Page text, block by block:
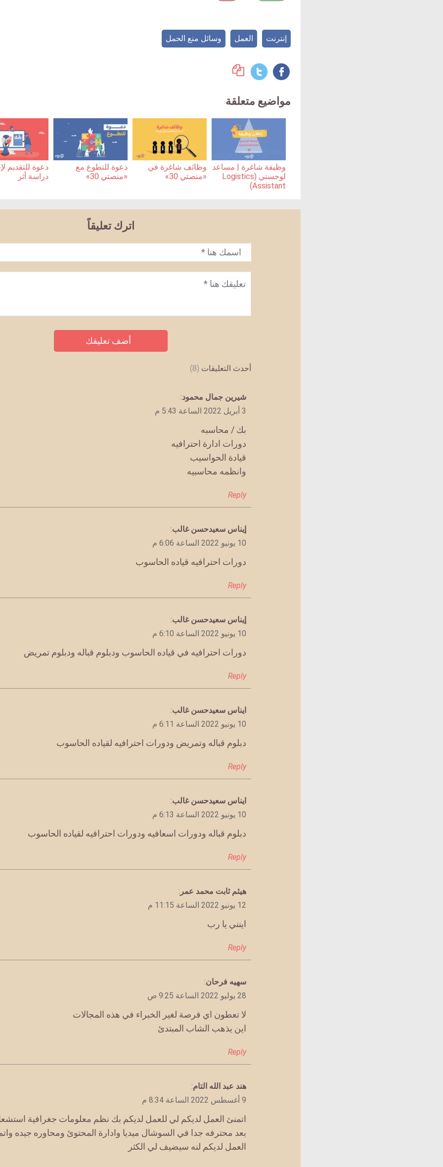
إنترنت العمل وسائل منع الحمل
مواضيع متعلقة
وظيفة شاغرة | مساعد
لوجستي (Logistics
Assistant)
وظائف شاغرة في
«منصتي 30»
دعوة للتطوع مع
«منصتي 30»
دعوة للتقديم
دراسة أثر
اترك تعليقاً
الاسم*
تعليق
أحدث التعليقات (8)
يقول
شيرين جمال محمود:
3 أبريل 2022 الساعة 5:43 م
بك / محاسبه
دورات ادارة احترافيه
قيادة الحواسيب
وانظمه محاسبيه
Reply
يقول
إيناس سعيدحسن غالب:
10 يونيو 2022 الساعة 6:06 م
دورات احترافيه قياده الحاسوب
Reply
يقول
إيناس سعيدحسن غالب:
10 يونيو 2022 الساعة 6:10 م
دورات احترافيه في قياده الحاسوب ودبلوم قباله ودبلوم تمريض
Reply
يقول
ايناس سعيدحسن غالب:
10 يونيو 2022 الساعة 6:11 م
دبلوم قباله وتمريض ودورات احترافيه لقياده الحاسوب
Reply
يقول
ايناس سعيدحسن غالب:
10 يونيو 2022 الساعة 6:13 م
دبلوم قباله ودورات اسعافيه ودورات احترافيه لقياده الحاسوب
Reply
يقول
هيثم ثابت محمد عمر :
12 يونيو 2022 الساعة 11:15 م
اينني يا رب
Reply
يقول
سهيه فرحان:
28 يوليو 2022 الساعة 9:25 ص
لا تعطون اي فرصة لغير الخبراء في هذه المجالات
اين يذهب الشاب المبتدئ
Reply
يقول
هند عبد الله التام:
9 أغسطس 2022 الساعة 8:34 م
اتمنئ العمل لديكم لي للعمل لديكم بك نظم معلومات جغرافية
بعد محترفه جدا في السوشال ميديا وادارة المحتوئ ومحاوره جيده
العمل لديكم لنه سيضيف لي الكثر